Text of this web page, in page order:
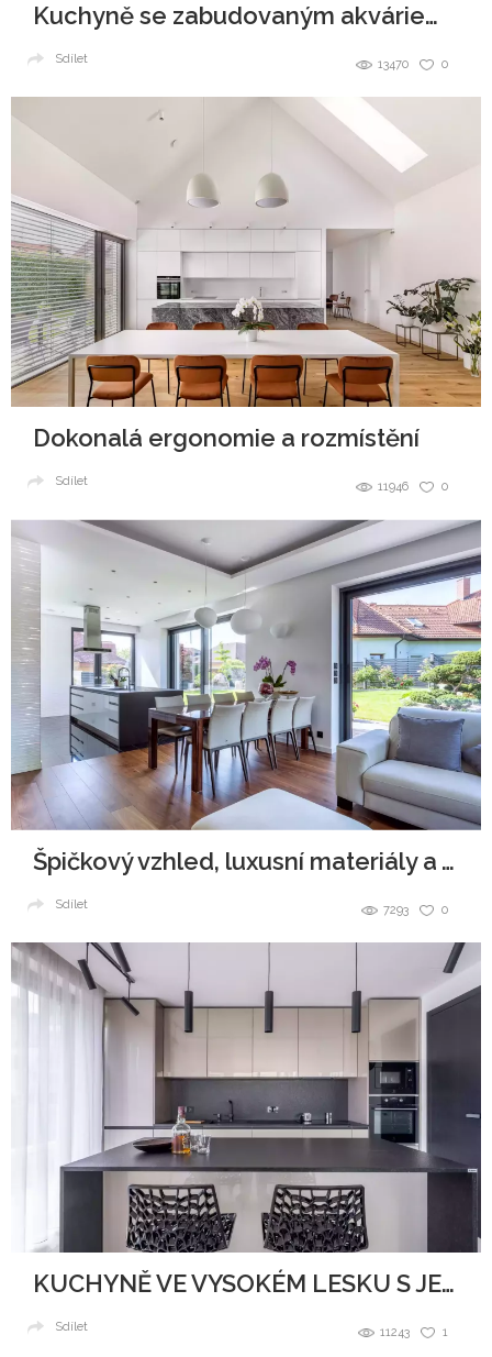
Kuchyně se zabudovaným akváriem v ostrůvku
0
13470
Sdílet
Dokonalá ergonomie a rozmístění
0
11946
Sdílet
Špičkový vzhled, luxusní materiály a všudypřítomná elegance.
0
7293
Sdílet
KUCHYNĚ VE VYSOKÉM LESKU S JEMNÝMI TŘPYTKAMI
1
11243
Sdílet